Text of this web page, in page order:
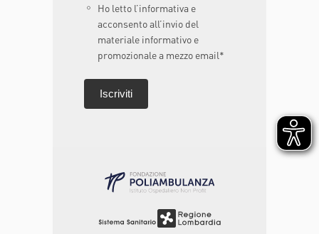
Ho letto l’informativa e
acconsento all’invio del
materiale informativo e
promozionale a mezzo email*